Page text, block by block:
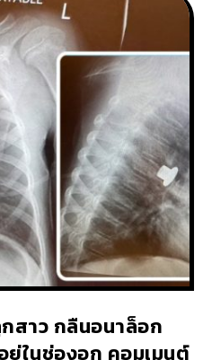
สาว กลืนอนาล็อก
ในช่องอก คอมเมนต์